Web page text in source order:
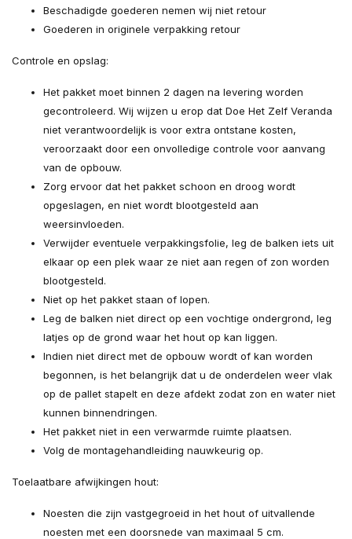
Beschadigde goederen nemen wij niet retour
Goederen in originele verpakking retour
Controle en opslag:
Het pakket moet binnen 2 dagen na levering worden
gecontroleerd. Wij wijzen u erop dat Doe Het Zelf Veranda
niet verantwoordelijk is voor extra ontstane kosten,
veroorzaakt door een onvolledige controle voor aanvang
van de opbouw.
Zorg ervoor dat het pakket schoon en droog wordt
opgeslagen, en niet wordt blootgesteld aan
weersinvloeden.
Verwijder eventuele verpakkingsfolie, leg de balken iets uit
elkaar op een plek waar ze niet aan regen of zon worden
blootgesteld.
Niet op het pakket staan of lopen.
Leg de balken niet direct op een vochtige ondergrond, leg
latjes op de grond waar het hout op kan liggen.
Indien niet direct met de opbouw wordt of kan worden
begonnen, is het belangrijk dat u de onderdelen weer vlak
op de pallet stapelt en deze afdekt zodat zon en water niet
kunnen binnendringen.
Het pakket niet in een verwarmde ruimte plaatsen.
Volg de montagehandleiding nauwkeurig op.
Toelaatbare afwijkingen hout:
Noesten die zijn vastgegroeid in het hout of uitvallende
noesten met een doorsnede van maximaal 5 cm.